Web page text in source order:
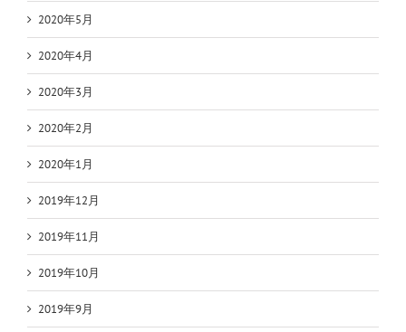
2020年5月
2020年4月
2020年3月
2020年2月
2020年1月
2019年12月
2019年11月
2019年10月
2019年9月